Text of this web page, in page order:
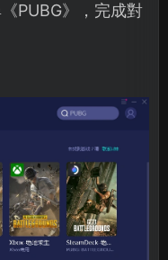
PUBG》，完成對